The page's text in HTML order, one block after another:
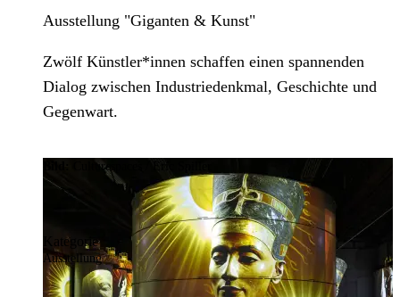
Ausstellung "Giganten & Kunst"
Zwölf Künstler*innen schaffen einen spannenden
Dialog zwischen Industriedenkmal, Geschichte und
Gegenwart.
Culturespaces / Eric Spiller
Kategorie
Ausstellung